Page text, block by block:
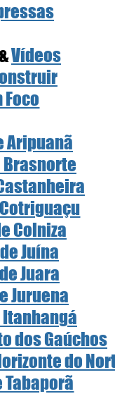
Vídeos
Foco
Aripuanã
Brasnorte
Colniza
Juína
Juara
Juruena
dos Gaúchos
do
Tabaporã